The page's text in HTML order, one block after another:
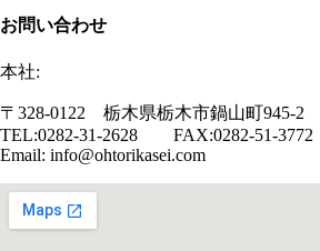
お問い合わせ
本社:
〒328-0122 栃木県栃木市鍋山町945-2
TEL:0282-31-2628 FAX:0282-51-3772
Email: info@ohtorikasei.com